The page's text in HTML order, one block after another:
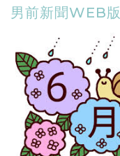
男前新聞WEB版